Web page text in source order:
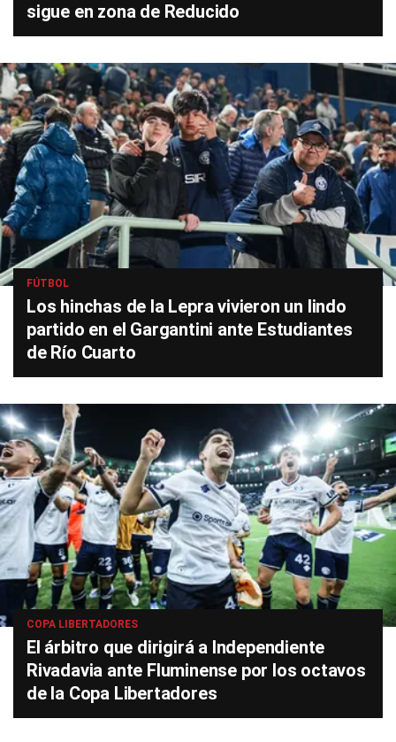
sigue en zona de Reducido
FÚTBOL
Los hinchas de la Lepra vivieron un lindo
partido en el Gargantini ante Estudiantes
de Río Cuarto
COPA LIBERTADORES
El árbitro que dirigirá a Independiente
Rivadavia ante Fluminense por los octavos
de la Copa Libertadores